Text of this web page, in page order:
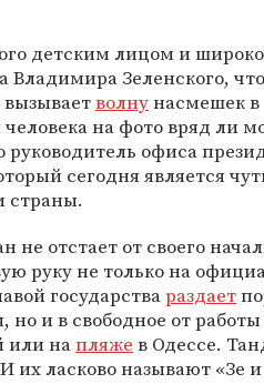
детским лицом и
Владимира Зеленского,
вызываетволнунасмешек в
на фото вряд ли
офиса
сегодня является
страны.
не отстает от своего
руку не только на
государствараздает
и в свободное от
или напляже в Одессе.
ласково называют «Зе и